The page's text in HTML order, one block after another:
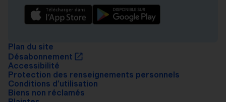
Plan du site
Désabonnement
Accessibilité
Protection des renseignements personnels
Conditions d’utilisation
Biens non réclamés